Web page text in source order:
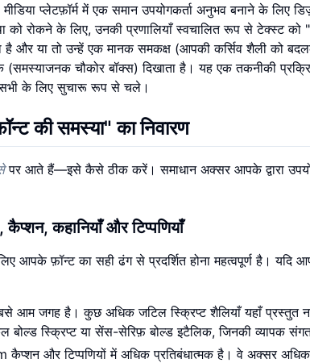
प्लेटफ़ॉर्म में एक समान उपयोगकर्ता अनुभव बनाने के लिए
को रोकने के लिए, उनकी प्रणालियाँ स्वचालित रूप से टेक्स्ट
है और या तो उन्हें एक मानक समकक्ष (आपकी कर्सिव शैली को
(समस्याजनक चौकोर बॉक्स) दिखाता है। यह एक तकनीकी
सभी के लिए सुचारू रूप से चले।
की समस्या" का निवारण
पर आते हैं—इसे कैसे ठीक करें। समाधान अक्सर आपके द्वारा उपयोग
कैप्शन, कहानियाँ और टिप्पणियाँ
आपके फ़ॉन्ट का सही ढंग से प्रदर्शित होना महत्वपूर्ण है। यदि
आम जगह है। कुछ अधिक जटिल स्क्रिप्ट शैलियाँ यहाँ प्रस्तुत
स्क्रिप्ट या सेंस-सेरिफ़ बोल्ड इटैलिक, जिनकी व्यापक
और टिप्पणियों में अधिक प्रतिबंधात्मक है। वे अक्सर अधिक